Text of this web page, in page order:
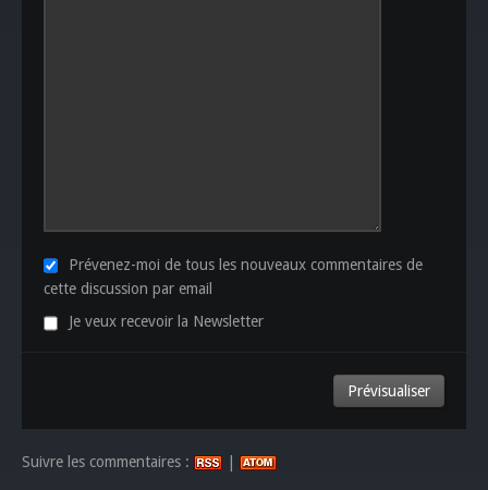
Prévenez-moi de tous les nouveaux commentaires de
cette discussion par email
Je veux recevoir la Newsletter
Suivre les commentaires : |